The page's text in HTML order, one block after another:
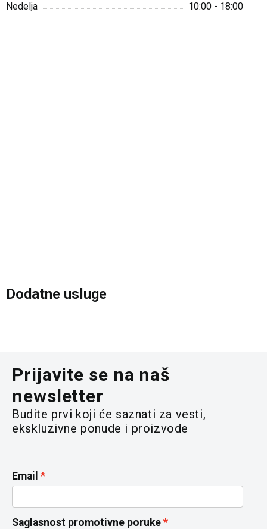
Nedelja 10:00 - 18:00
Dodatne usluge
Prijavite se na naš
newsletter
Budite prvi koji će saznati za vesti,
ekskluzivne ponude i proizvode
Email
Saglasnost promotivne poruke